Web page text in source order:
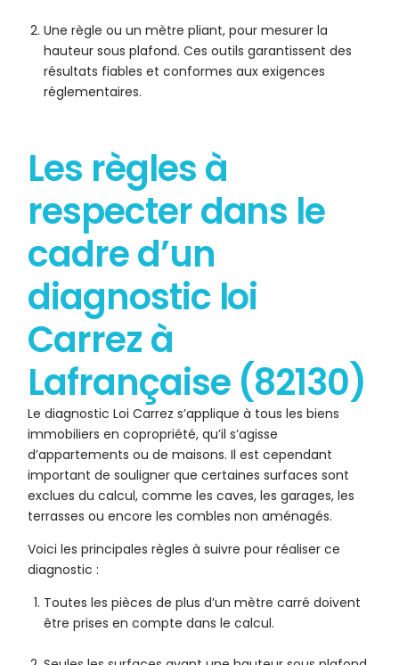
Une règle ou un mètre pliant, pour mesurer la
hauteur sous plafond. Ces outils garantissent des
résultats fiables et conformes aux exigences
réglementaires.
Les règles à
respecter dans le
cadre d’un
diagnostic loi
Carrez à
Lafrançaise (82130)
Le diagnostic Loi Carrez s’applique à tous les biens
immobiliers en copropriété, qu’il s’agisse
d’appartements ou de maisons. Il est cependant
important de souligner que certaines surfaces sont
exclues du calcul, comme les caves, les garages, les
terrasses ou encore les combles non aménagés.
Voici les principales règles à suivre pour réaliser ce
diagnostic :
Toutes les pièces de plus d’un mètre carré doivent
être prises en compte dans le calcul.